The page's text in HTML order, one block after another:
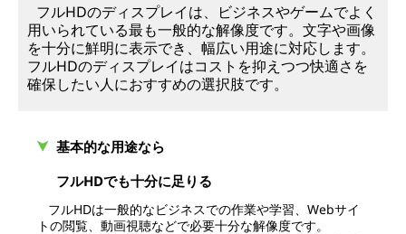
フルHDのディスプレイは、ビジネスやゲームでよく
用いられている最も一般的な解像度です。文字や画像
を十分に鮮明に表示でき、幅広い用途に対応します。
フルHDのディスプレイはコストを抑えつつ快適さを
確保したい人におすすめの選択肢です。
基本的な用途なら
フルHDでも十分に足りる
フルHDは一般的なビジネスでの作業や学習、Webサイ
トの閲覧、動画視聴などで必要十分な解像度です。